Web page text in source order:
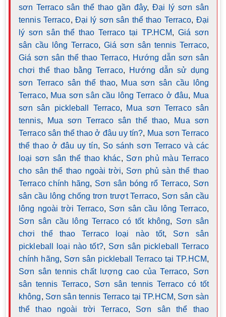
sơn Terraco sân thể thao gần đây,Đại lý sơn sân
tennis Terraco, Đại lý sơn sân thể thao Terraco, Đại
lý sơn sân thể thao Terraco tại TP.HCM, Giá sơn
sân cầu lông Terraco, Giá sơn sân tennis Terraco,
Giá sơn sân thể thao Terraco, Hướng dẫn sơn sân
chơi thể thao bằng Terraco,
Hướng dẫn sử dụng
sơn Terraco sân thể thao, Mua sơn sân cầu lông
Terraco, Mua sơn sân cầu lông Terraco ở đâu, Mua
sơn sân pickleball Terraco, Mua sơn Terraco sân
tennis, Mua sơn Terraco sân thể thao, Mua sơn
Terraco sân thể thao ở đâu uy tín?, Mua sơn Terraco
thể thao ở đâu uy tín, So sánh sơn Terraco và các
loại sơn sân thể thao khác, Sơn phủ màu Terraco
cho sân thể thao ngoài trời, Sơn phủ sàn thể thao
Terraco chính hãng, Sơn sân bóng rổ Terraco, Sơn
sân cầu lông chống trơn trượt Terraco, Sơn sân cầu
lông ngoài trời Terraco, Sơn sân cầu lông Terraco,
Sơn sân cầu lông Terraco có tốt không, Sơn sân
chơi thể thao Terraco loại nào tốt, Sơn sân
pickleball loại nào tốt?, Sơn sân pickleball Terraco
chính hãng, Sơn sân pickleball Terraco tại TP.HCM,
Sơn sân tennis chất lượng cao của Terraco, Sơn
sân tennis Terraco, Sơn sân tennis Terraco có tốt
không, Sơn sân tennis Terraco tại TP.HCM, Sơn sàn
thể thao ngoài trời Terraco, Sơn sân thể thao